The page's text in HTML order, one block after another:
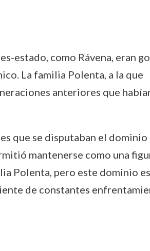
estado, como Rávena, eran
La familia Polenta, a la que
anteriores que
que se disputaban el dominio
mantenerse como una
Polenta, pero este dominio
de constantes